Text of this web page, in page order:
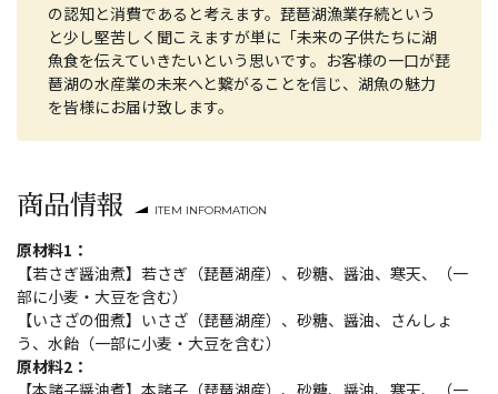
の認知と消費であると考えます。琵琶湖漁業存続という
と少し堅苦しく聞こえますが単に「未来の子供たちに湖
魚食を伝えていきたいという思いです。お客様の一口が琵
琶湖の水産業の未来へと繋がることを信じ、湖魚の魅力
を皆様にお届け致します。
商品情報 ITEM INFORMATION
原材料1：
【若さぎ醤油煮】若さぎ（琵琶湖産）、砂糖、醤油、寒天、（一
部に小麦・大豆を含む）
【いさざの佃煮】いさざ（琵琶湖産）、砂糖、醤油、さんしょ
う、水飴（一部に小麦・大豆を含む）
原材料2：